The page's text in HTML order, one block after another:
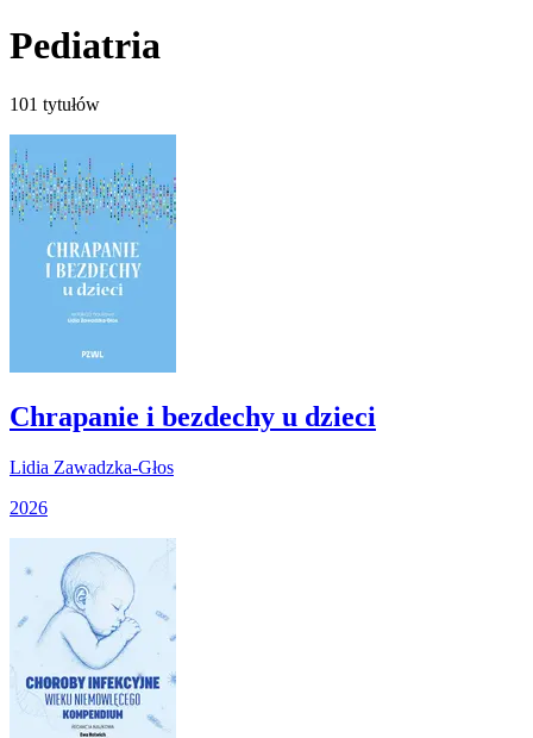
Pediatria
101 tytułów
Chrapanie i bezdechy u dzieci
Lidia Zawadzka-Głos
2026